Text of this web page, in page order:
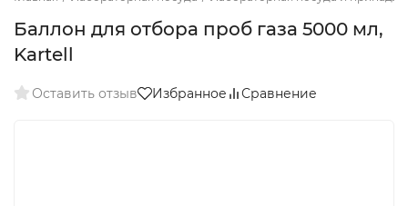
Баллон для отбора проб газа 5000 мл,
Kartell
Оставить отзыв Избранное Сравнение